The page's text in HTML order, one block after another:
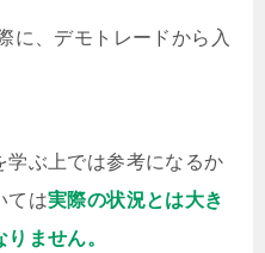
に、デモトレードから入
ぶ上では参考になるか
ては実際の状況とは大き
ません。